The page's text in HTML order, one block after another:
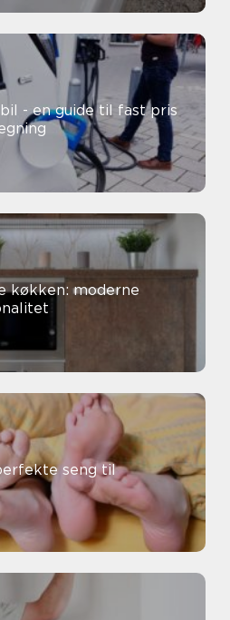
- en guide til fast pris
køkken: moderne
seng til